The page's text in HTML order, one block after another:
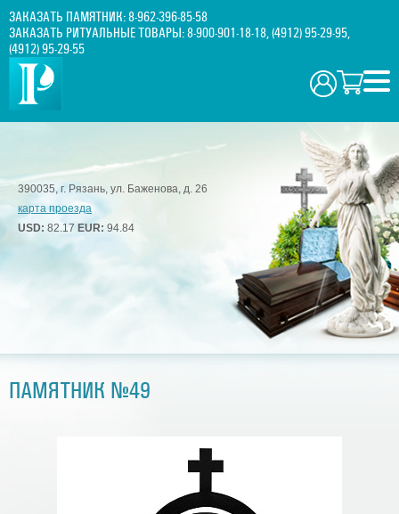
ЗАКАЗАТЬ ПАМЯТНИК:8-962-396-85-58
ЗАКАЗАТЬ РИТУАЛЬНЫЕ ТОВАРЫ:8-900-901-18-18,(4912) 95-29-95,
(4912) 95-29-55
390035, г. Рязань, ул. Баженова, д. 26
карта проезда
USD: 82.17 EUR: 94.84
ПАМЯТНИК №49